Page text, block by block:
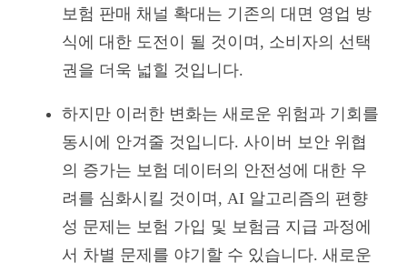
보험 판매 채널 확대는 기존의 대면 영업 방
식에 대한 도전이 될 것이며, 소비자의 선택
권을 더욱 넓힐 것입니다.
하지만 이러한 변화는 새로운 위험과 기회를
동시에 안겨줄 것입니다. 사이버 보안 위협
의 증가는 보험 데이터의 안전성에 대한 우
려를 심화시킬 것이며, AI 알고리즘의 편향
성 문제는 보험 가입 및 보험금 지급 과정에
서 차별 문제를 야기할 수 있습니다. 새로운